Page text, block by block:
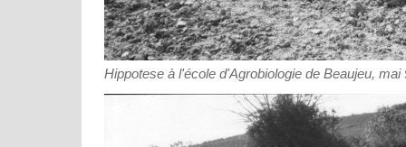
Hippotese à l'école d'Agrobiologie de Beaujeu, mai